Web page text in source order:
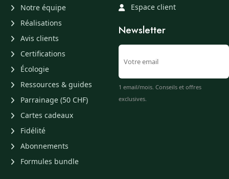
Notre équipe
Réalisations
Avis clients
Certifications
Écologie
Ressources & guides
Parrainage (50 CHF)
Cartes cadeaux
Fidélité
Abonnements
Formules bundle
Espace client
Newsletter
1 email/mois. Conseils et offres
exclusives.